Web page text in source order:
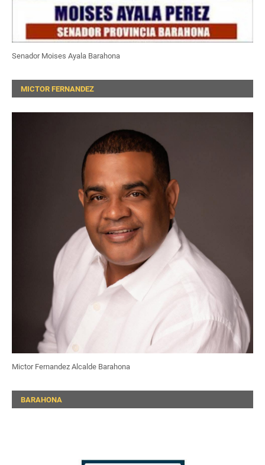
Senador Moises Ayala Barahona
MICTOR FERNANDEZ
Mictor Fernandez Alcalde Barahona
BARAHONA